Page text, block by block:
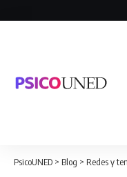
PsicoUNED > Blog > Redes y